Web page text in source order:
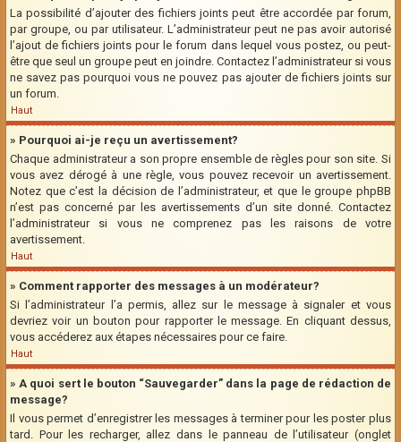
La possibilité d’ajouter des fichiers joints peut être accordée par forum,
par groupe, ou par utilisateur. L’administrateur peut ne pas avoir autorisé
l’ajout de fichiers joints pour le forum dans lequel vous postez, ou peut-
être que seul un groupe peut en joindre. Contactez l’administrateur si vous
ne savez pas pourquoi vous ne pouvez pas ajouter de fichiers joints sur
un forum.
Haut
» Pourquoi ai-je reçu un avertissement?
Chaque administrateur a son propre ensemble de règles pour son site. Si
vous avez dérogé à une règle, vous pouvez recevoir un avertissement.
Notez que c’est la décision de l’administrateur, et que le groupe phpBB
n’est pas concerné par les avertissements d’un site donné. Contactez
l’administrateur si vous ne comprenez pas les raisons de votre
avertissement.
Haut
» Comment rapporter des messages à un modérateur?
Si l’administrateur l’a permis, allez sur le message à signaler et vous
devriez voir un bouton pour rapporter le message. En cliquant dessus,
vous accéderez aux étapes nécessaires pour ce faire.
Haut
» A quoi sert le bouton “Sauvegarder” dans la page de rédaction de
message?
Il vous permet d’enregistrer les messages à terminer pour les poster plus
tard. Pour les recharger, allez dans le panneau de l’utilisateur (onglet